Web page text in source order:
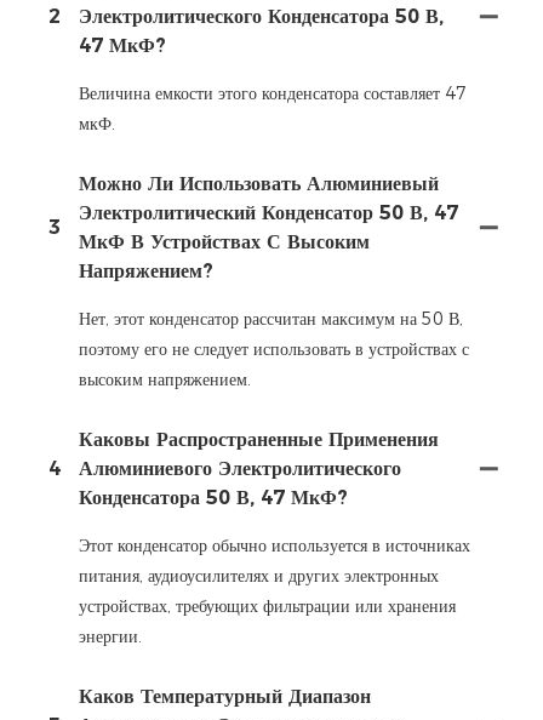
2
Электролитического Конденсатора 50 В,
47 МкФ?
Величина емкости этого конденсатора составляет 47
мкФ.
3
Можно Ли Использовать Алюминиевый
Электролитический Конденсатор 50 В, 47
МкФ В Устройствах С Высоким
Напряжением?
Нет, этот конденсатор рассчитан максимум на 50 В,
поэтому его не следует использовать в устройствах с
высоким напряжением.
4
Каковы Распространенные Применения
Алюминиевого Электролитического
Конденсатора 50 В, 47 МкФ?
Этот конденсатор обычно используется в источниках
питания, аудиоусилителях и других электронных
устройствах, требующих фильтрации или хранения
энергии.
Каков Температурный Диапазон